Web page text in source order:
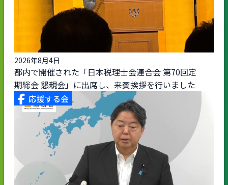
2026年8月4日
都内で開催された「日本税理士会連合会 第70回定
期総会 懇親会」に出席し、来賓挨拶を行いました